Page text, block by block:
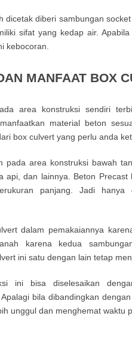
dicetak diberi sambungan
sifat yang kedap air.
kebocoran.
MANFAAT BOX
area konstruksi sendiri
material beton
box culvert yang perlu anda
pada area konstruksi bawah
api, dan lainnya. Beton
panjang. Jadi
dalam pemakaiannya
karena kedua
ini satu dengan lain tetap
ini bisa diselesaikan
bila dibandingkan
unggul dan menghemat waktu